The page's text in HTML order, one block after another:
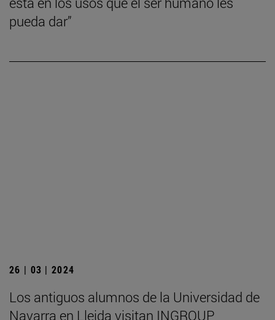
pueda dar”
26 | 03 | 2024
Los antiguos alumnos de la Universidad de
Navarra en Lleida visitan INGROUP